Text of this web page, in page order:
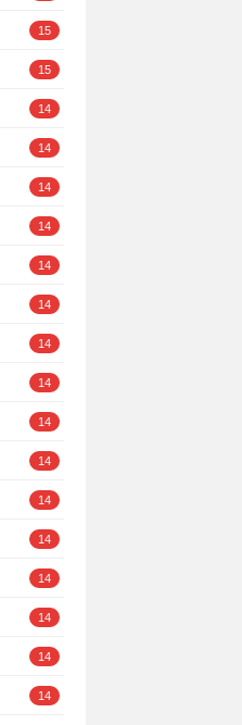
15
15
14
14
14
14
14
14
14
14
14
14
14
14
14
14
14
14